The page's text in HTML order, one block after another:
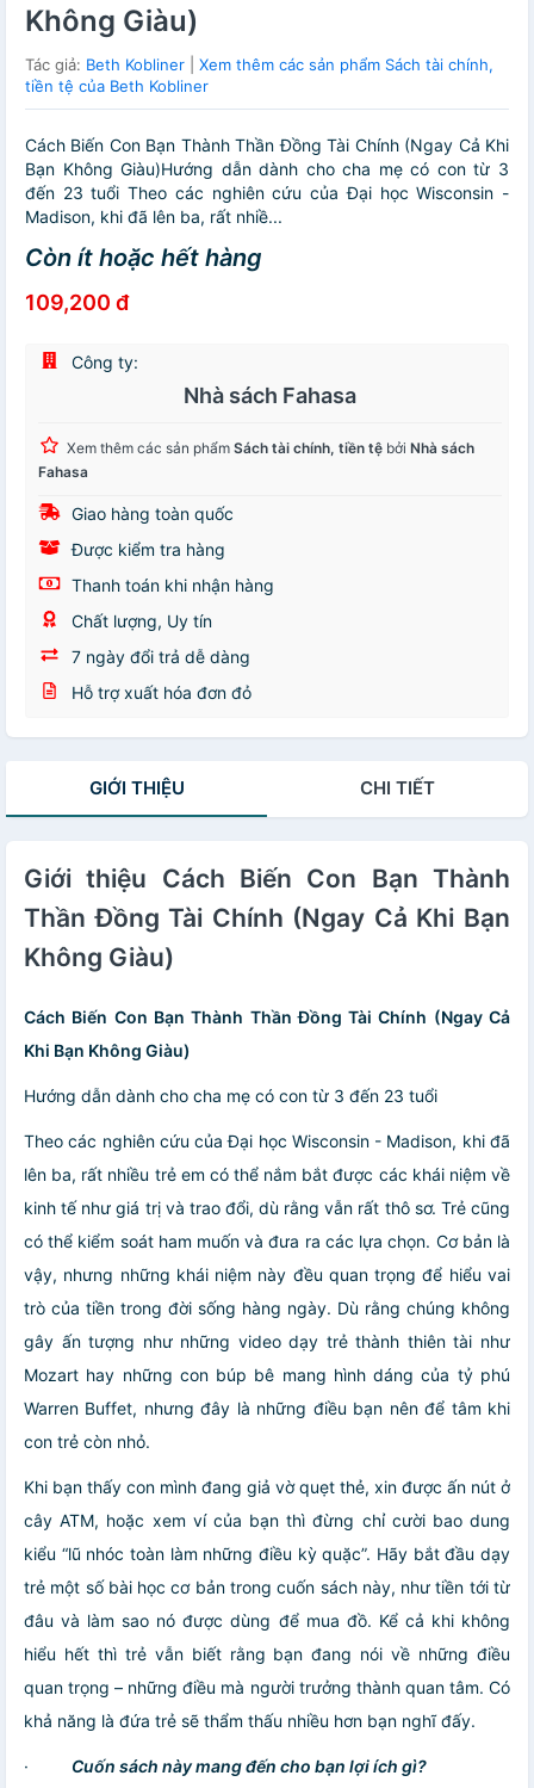
Không Giàu)
Tác giả: Beth Kobliner
Xem thêm các sản phẩm Sách tài chính,
tiền tệ của Beth Kobliner
Cách Biến Con Bạn Thành Thần Đồng Tài Chính (Ngay Cả Khi
Bạn Không Giàu)Hướng dẫn dành cho cha mẹ có con từ 3
đến 23 tuổi Theo các nghiên cứu của Đại học Wisconsin -
Madison, khi đã lên ba, rất nhiề...
Còn ít hoặc hết hàng
109,200 đ
Công ty:
Nhà sách Fahasa
Xem thêm các sản phẩm Sách tài chính, tiền tệ bởi Nhà sách
Fahasa
Giao hàng toàn quốc
Được kiểm tra hàng
Thanh toán khi nhận hàng
Chất lượng, Uy tín
7 ngày đổi trả dễ dàng
Hỗ trợ xuất hóa đơn đỏ
GIỚI THIỆU CHI TIẾT
Giới thiệu Cách Biến Con Bạn Thành
Thần Đồng Tài Chính (Ngay Cả Khi Bạn
Không Giàu)
Cách Biến Con Bạn Thành Thần Đồng Tài Chính (Ngay Cả
Khi Bạn Không Giàu)
Hướng dẫn dành cho cha mẹ có con từ 3 đến 23 tuổi
Theo các nghiên cứu của Đại học Wisconsin - Madison, khi đã
lên ba, rất nhiều trẻ em có thể nắm bắt được các khái niệm về
kinh tế như giá trị và trao đổi, dù rằng vẫn rất thô sơ. Trẻ cũng
có thể kiểm soát ham muốn và đưa ra các lựa chọn. Cơ bản là
vậy, nhưng những khái niệm này đều quan trọng để hiểu vai
trò của tiền trong đời sống hàng ngày. Dù rằng chúng không
gây ấn tượng như những video dạy trẻ thành thiên tài như
Mozart hay những con búp bê mang hình dáng của tỷ phú
Warren Buffet, nhưng đây là những điều bạn nên để tâm khi
con trẻ còn nhỏ.
Khi bạn thấy con mình đang giả vờ quẹt thẻ, xin được ấn nút ở
cây ATM, hoặc xem ví của bạn thì đừng chỉ cười bao dung
kiểu “lũ nhóc toàn làm những điều kỳ quặc”. Hãy bắt đầu dạy
trẻ một số bài học cơ bản trong cuốn sách này, như tiền tới từ
đâu và làm sao nó được dùng để mua đồ. Kể cả khi không
hiểu hết thì trẻ vẫn biết rằng bạn đang nói về những điều
quan trọng – những điều mà người trưởng thành quan tâm. Có
khả năng là đứa trẻ sẽ thẩm thấu nhiều hơn bạn nghĩ đấy.
· Cuốn sách này mang đến cho bạn lợi ích gì?